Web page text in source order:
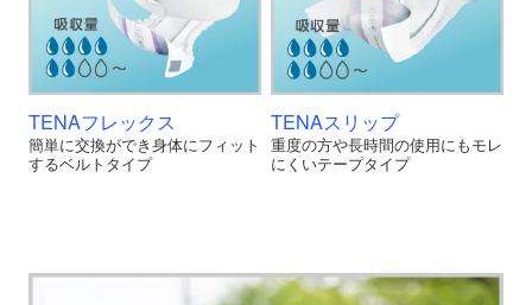
TENAフレックス
簡単に交換ができ身体にフィット
するベルトタイプ
TENAスリップ
重度の方や長時間の使用にもモレ
にくいテープタイプ